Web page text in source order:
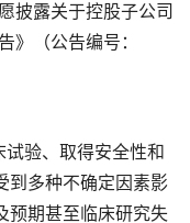
披露关于控股子公司
》（公告编号：
验、取得安全性和
到多种不确定因素影
预期甚至临床研究失